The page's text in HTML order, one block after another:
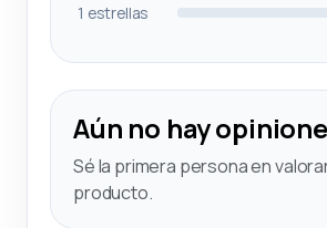
1 estrellas
Aún no hay
Sé la primera persona en
producto.